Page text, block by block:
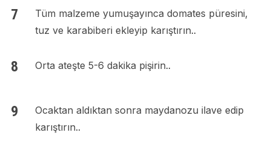
Tüm malzeme yumuşayınca domates püresini,
tuz ve karabiberi ekleyip karıştırın..
Orta ateşte 5-6 dakika pişirin..
Ocaktan aldıktan sonra maydanozu ilave edip
karıştırın..